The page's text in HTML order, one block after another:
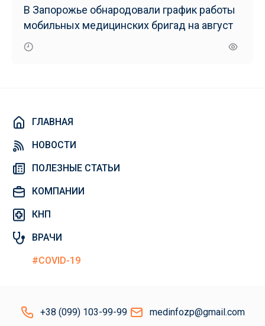
В Запорожье обнародовали график работы
мобильных медицинских бригад на август
ГЛАВНАЯ
НОВОСТИ
ПОЛЕЗНЫЕ СТАТЬИ
КОМПАНИИ
КНП
ВРАЧИ
#COVID-19
+38 (099) 103-99-99 medinfozp@gmail.com